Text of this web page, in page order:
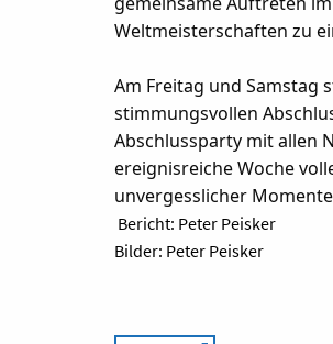
Weltmeisterschaften zu
Am Freitag und Samstag
stimmungsvollen
Abschlussparty mit allen
ereignisreiche Woche
unvergesslicher
Bericht: Peter Peisker
Bilder: Peter Peisker